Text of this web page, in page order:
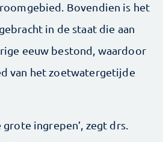
Bovendien is het
in de staat die aan
eeuw bestond, waardoor
van het zoetwatergetijde
grote ingrepen’, zegt drs.